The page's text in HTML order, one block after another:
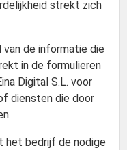
strekt zich
de informatie die
in de formulieren
Digital S.L. voor
diensten die door
het bedrijf de nodige